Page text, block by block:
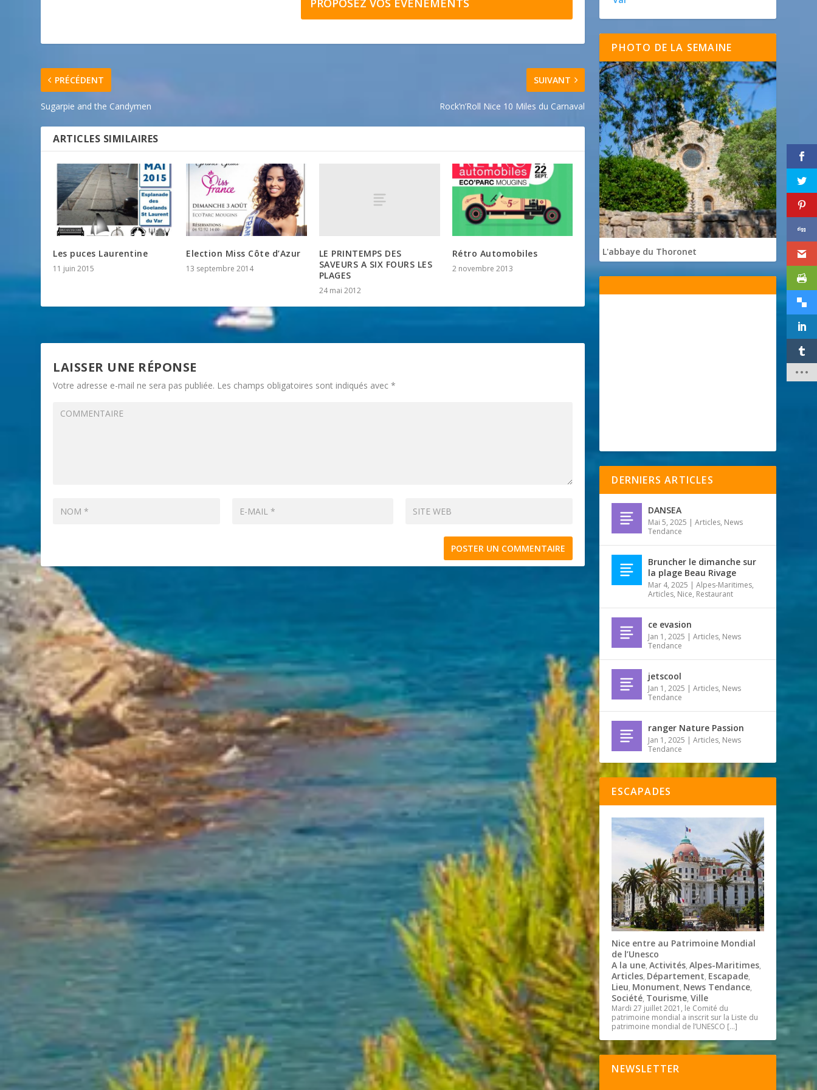
PROPOSEZ VOS ÉVÉNEMENTS
PRÉCÉDENT
Sugarpie and the Candymen
SUIVANT
Rock’n’Roll Nice 10 Miles du Carnaval
ARTICLES SIMILAIRES
Les puces Laurentine
11 juin 2015
Election Miss Côte d’Azur
13 septembre 2014
LE PRINTEMPS DES
SAVEURS A SIX FOURS LES
PLAGES
24 mai 2012
Rétro Automobiles
2 novembre 2013
LAISSER UNE RÉPONSE
Votre adresse e-mail ne sera pas publiée. Les champs obligatoires sont indiqués avec*
PHOTO DE LA SEMAINE
L'abbaye du Thoronet
DERNIERS ARTICLES
DANSEA
Mai 5, 2025 |Articles, News
Tendance
Bruncher le dimanche sur
la plage Beau Rivage
Mar 4, 2025 |Alpes-Maritimes,
Articles, Nice, Restaurant
ce evasion
Jan 1, 2025 |Articles, News
Tendance
jetscool
Jan 1, 2025 |Articles, News
Tendance
ranger Nature Passion
Jan 1, 2025 |Articles, News
Tendance
ESCAPADES
Nice entre au Patrimoine Mondial
de l’Unesco
A la une,Activités,Alpes-Maritimes,
Articles, Département, Escapade,
Lieu, Monument, News Tendance,
Société, Tourisme,Ville
Mardi 27 juillet 2021, le Comité du
patrimoine mondial a inscrit sur la Liste du
patrimoine mondial de l’UNESCO […]
NEWSLETTER